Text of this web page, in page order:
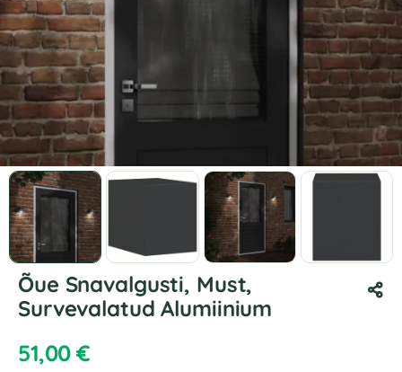
Õue Snavalgusti, Must,
Survevalatud Alumiinium
51,00€